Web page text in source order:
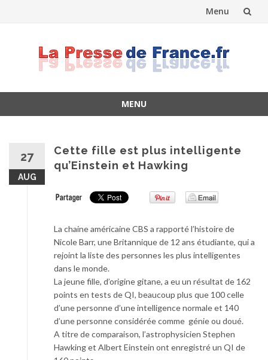
Menu
MENU
27
AUG
Cette fille est plus intelligente
qu’Einstein et Hawking
La chaine américaine CBS a rapporté l’histoire de
Nicole Barr, une Britannique de 12 ans étudiante, qui a
rejoint la liste des personnes les plus intelligentes
dans le monde.
La jeune fille, d’origine gitane, a eu un résultat de 162
points en tests de QI, beaucoup plus que 100 celle
d’une personne d’une intelligence normale et 140
d’une personne considérée comme génie ou doué.
A titre de comparaison, l’astrophysicien Stephen
Hawking et Albert Einstein ont enregistré un QI de